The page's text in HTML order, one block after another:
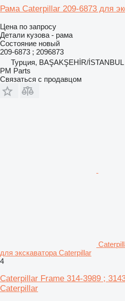
Рама Caterpillar 209-6873 для
Цена по запросу
Детали кузова - рама
Состояние новый
209-6873 ; 2096873
Турция, BAŞAKŞEHİR/İSTANBUL
PM Parts
Связаться с продавцом
для экскаватора Caterpillar
4
Caterpillar Frame 314-3989 ;
Caterpillar